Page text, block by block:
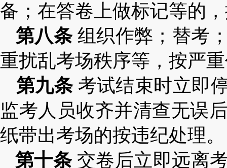
备；在答卷上做标记等的
第八条组织作弊；替考
重扰乱考场秩序等，按严
第九条考试结束时立即
监考人员收齐并清查无误
纸带出考场的按违纪处理。
第十条交卷后立即远离